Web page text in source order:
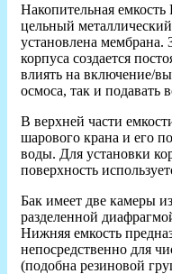
Накопительная емкость
цельный
установлена мембрана.
корпуса создается
влиять на включение/
осмоса, так и подавать
В верхней части
шарового крана и его
воды. Для установки
поверхность
Бак имеет две камеры
разделенной
Нижняя емкость
непосредственно для
(подобна резиновой